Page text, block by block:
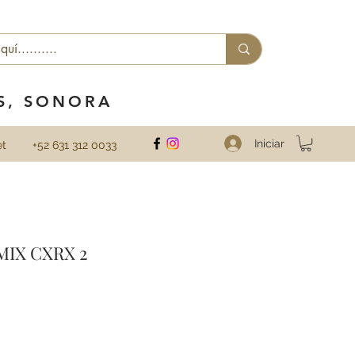
SONORA
+52 631 312 0033 Iniciar
CXRX 2